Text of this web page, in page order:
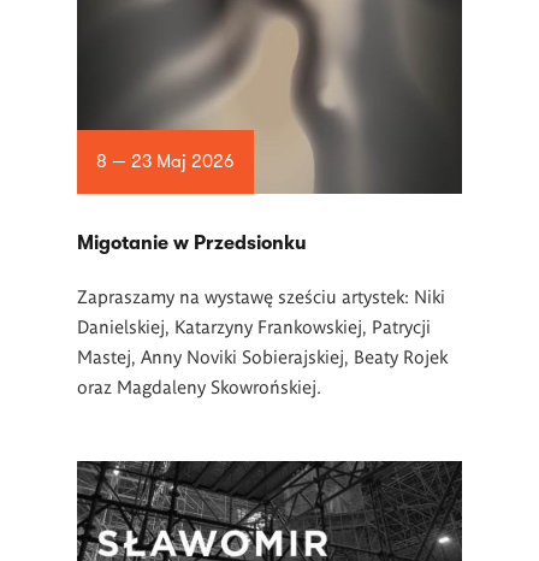
8 — 23 Maj 2026
Migotanie w Przedsionku
Zapraszamy na wystawę sześciu artystek: Niki
Danielskiej, Katarzyny Frankowskiej, Patrycji
Mastej, Anny Noviki Sobierajskiej, Beaty Rojek
oraz Magdaleny Skowrońskiej.